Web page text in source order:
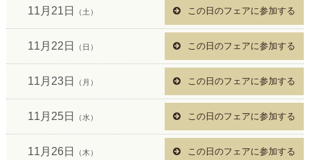
11月21日 （土） この日のフェアに参加する
11月22日 （日） この日のフェアに参加する
11月23日 （月） この日のフェアに参加する
11月25日 （水） この日のフェアに参加する
11月26日 （木） この日のフェアに参加する